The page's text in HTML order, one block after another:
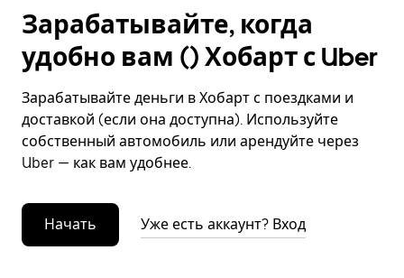
Зарабатывайте, когда
удобно вам () Хобарт с Uber
Зарабатывайте деньги в Хобарт с поездками и
доставкой (если она доступна). Используйте
собственный автомобиль или арендуйте через
Uber — как вам удобнее.
Начать Уже есть аккаунт? Вход